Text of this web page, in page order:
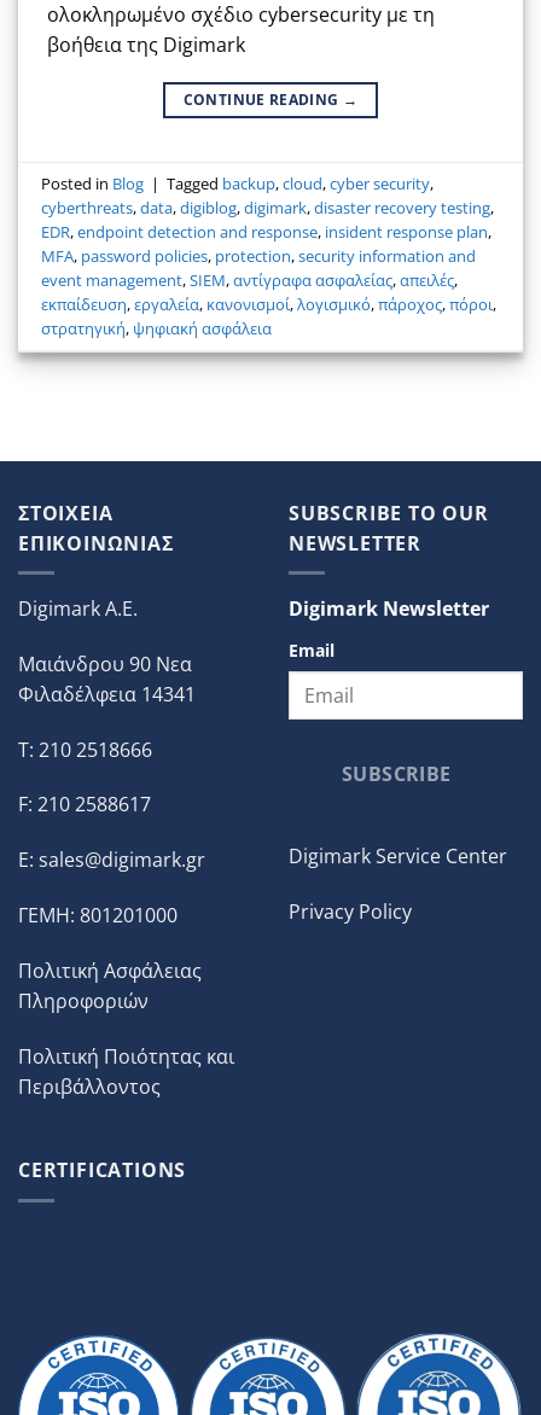
ολοκληρωμένο σχέδιο cybersecurity με τη
βοήθεια της Digimark
CONTINUE READING →
Posted in Blog | Tagged backup,cloud,cyber security,
cyberthreats,data,digiblog,digimark,disaster recovery testing,
EDR,endpoint detection and response, insident response plan,
MFA, password policies, protection,security information and
event management,SIEM,αντίγραφα ασφαλείας,απειλές,
εκπαίδευση,εργαλεία, κανονισμοί,λογισμικό,πάροχος,πόροι,
στρατηγική, ψηφιακή ασφάλεια
ΣΤΟΙΧΕΙΑ
ΕΠΙΚΟΙΝΩΝΙΑΣ
Digimark A.E.
Μαιάνδρου 90 Νεα
Φιλαδέλφεια 14341
T: 210 2518666
F: 210 2588617
E: sales@digimark.gr
ΓΕΜΗ: 801201000
Πολιτική Ασφάλειας
Πληροφοριών
Πολιτική Ποιότητας και
Περιβάλλοντος
SUBSCRIBE TO OUR
NEWSLETTER
Digimark Newsletter
Email
SUBSCRIBE
Digimark Service Center
Privacy Policy
CERTIFICATIONS